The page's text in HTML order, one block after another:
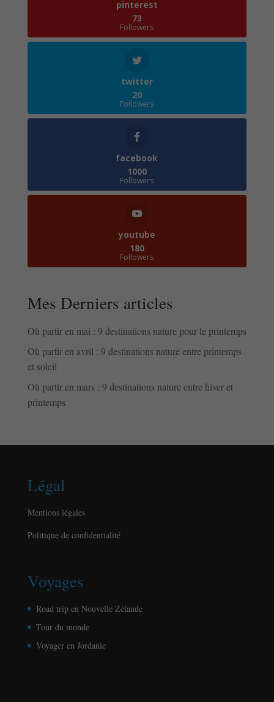
pinterest
73
Followers
twitter
20
Followers
facebook
1000
Followers
youtube
180
Followers
Mes Derniers articles
Où partir en mai : 9 destinations nature pour le printemps
Où partir en avril : 9 destinations nature entre printemps
et soleil
Où partir en mars : 9 destinations nature entre hiver et
printemps
Légal
Mentions légales
Politique de confidentialité
Voyages
Road trip en Nouvelle Zélande
Tour du monde
Voyager en Jordanie